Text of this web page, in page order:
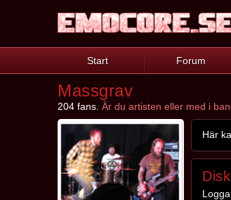
Start Forum
Massgrav
204 fans. Är du artisten eller med i
Här